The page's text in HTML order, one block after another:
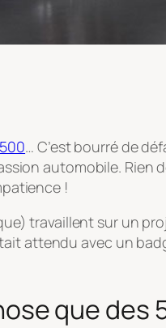
… C’est bourré de
automobile. Rien
!
travaillent sur un
attendu avec un
que des